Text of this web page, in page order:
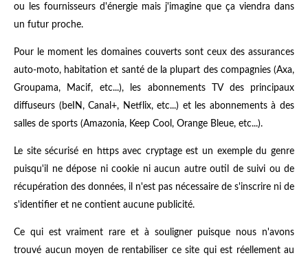
ou les fournisseurs d'énergie mais j'imagine que ça viendra dans
un futur proche.
Pour le moment les domaines couverts sont ceux des assurances
auto-moto, habitation et santé de la plupart des compagnies (Axa,
Groupama, Macif, etc...), les abonnements TV des principaux
diffuseurs (beIN, Canal+, Netflix, etc...) et les abonnements à des
salles de sports (Amazonia, Keep Cool, Orange Bleue, etc...).
Le site sécurisé en https avec cryptage est un exemple du genre
puisqu'il ne dépose ni cookie ni aucun autre outil de suivi ou de
récupération des données, il n'est pas nécessaire de s'inscrire ni de
s'identifier et ne contient aucune publicité.
Ce qui est vraiment rare et à souligner puisque nous n'avons
trouvé aucun moyen de rentabiliser ce site qui est réellement au